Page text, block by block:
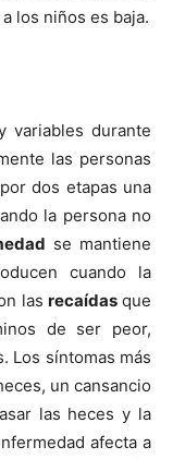
los niños es baja.
variables durante
las personas
dos etapas una
la persona no
se mantiene
cuando la
lasrecaí­das que
de ser peor,
Los sí­ntomas más
un cansancio
las heces y la
afecta a